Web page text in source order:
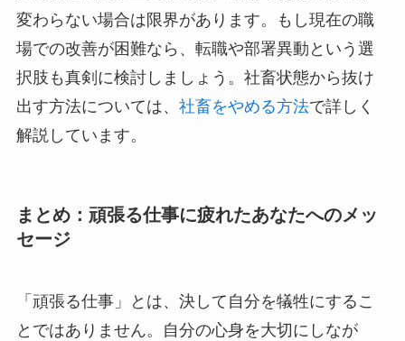
変わらない場合は限界があります。もし現在の職
場での改善が困難なら、転職や部署異動という選
択肢も真剣に検討しましょう。社畜状態から抜け
出す方法については、 社畜をやめる方法で詳しく
解説しています。
まとめ：頑張る仕事に疲れたあなたへのメッ
セージ
「頑張る仕事」とは、決して自分を犠牲にするこ
とではありません。自分の心身を大切にしなが